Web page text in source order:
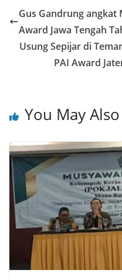
Gus Gandrung angkat
Award Jawa Tengah
Usung Sepijar di
PAI Award
You May